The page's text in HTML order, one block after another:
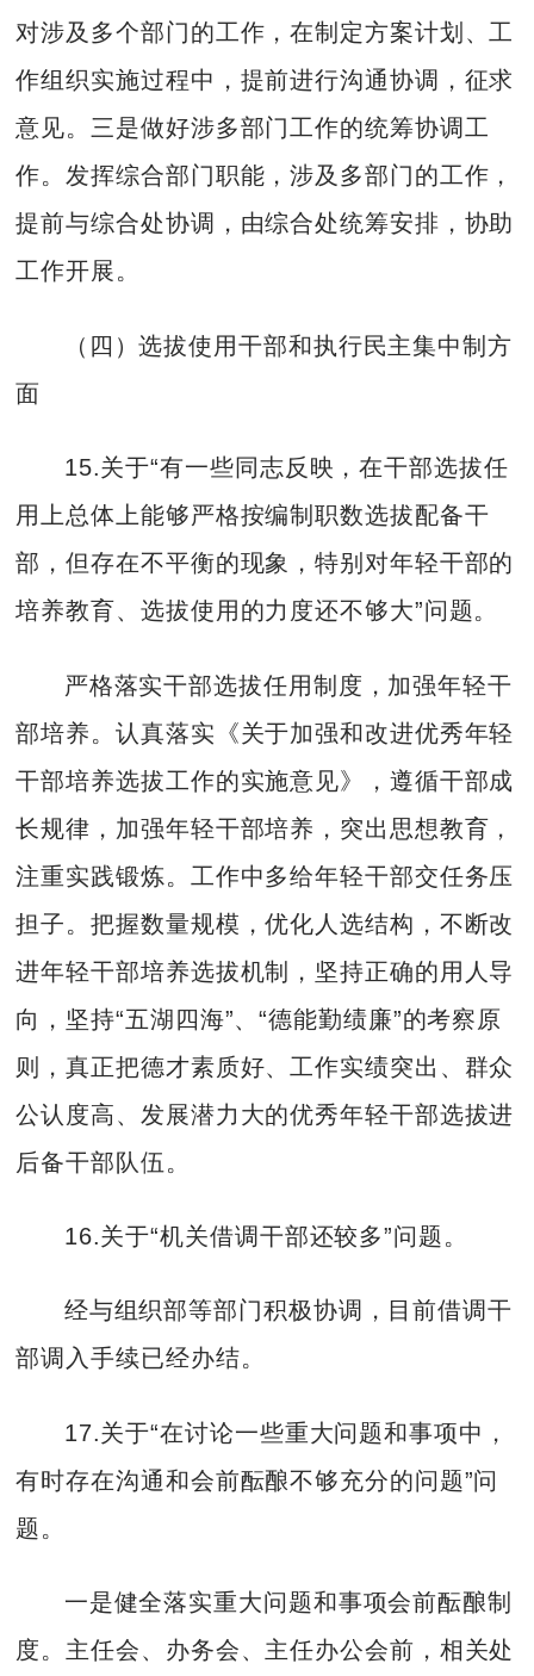
对涉及多个部门的工作，在制定方案计划、工
作组织实施过程中，提前进行沟通协调，征求
意见。三是做好涉多部门工作的统筹协调工
作。发挥综合部门职能，涉及多部门的工作，
提前与综合处协调，由综合处统筹安排，协助
工作开展。
（四）选拔使用干部和执行民主集中制方
面
15.关于“有一些同志反映，在干部选拔任
用上总体上能够严格按编制职数选拔配备干
部，但存在不平衡的现象，特别对年轻干部的
培养教育、选拔使用的力度还不够大”问题。
严格落实干部选拔任用制度，加强年轻干
部培养。认真落实《关于加强和改进优秀年轻
干部培养选拔工作的实施意见》，遵循干部成
长规律，加强年轻干部培养，突出思想教育，
注重实践锻炼。工作中多给年轻干部交任务压
担子。把握数量规模，优化人选结构，不断改
进年轻干部培养选拔机制，坚持正确的用人导
向，坚持“五湖四海”、“德能勤绩廉”的考察原
则，真正把德才素质好、工作实绩突出、群众
公认度高、发展潜力大的优秀年轻干部选拔进
后备干部队伍。
16.关于“机关借调干部还较多”问题。
经与组织部等部门积极协调，目前借调干
部调入手续已经办结。
17.关于“在讨论一些重大问题和事项中，
有时存在沟通和会前酝酿不够充分的问题”问
题。
一是健全落实重大问题和事项会前酝酿制
度。主任会、办务会、主任办公会前，相关处